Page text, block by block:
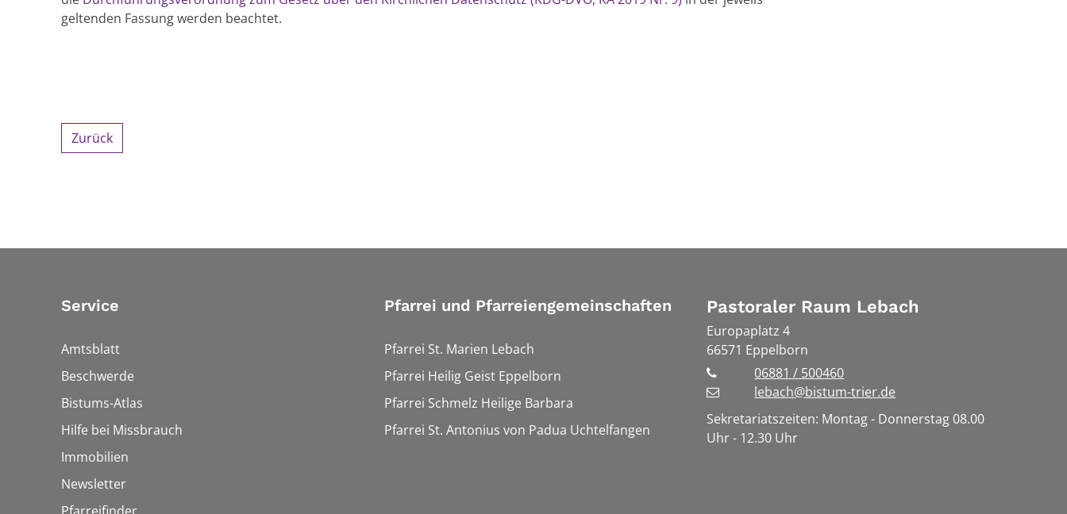
geltenden Fassung werden beachtet.
Zurück
Service
Amtsblatt
Beschwerde
Bistums-Atlas
Hilfe bei Missbrauch
Immobilien
Newsletter
Pfarrei und Pfarreiengemeinschaften
Pfarrei St. Marien Lebach
Pfarrei Heilig Geist Eppelborn
Pfarrei Schmelz Heilige Barbara
Pfarrei St. Antonius von Padua Uchtelfangen
Pastoraler Raum Lebach
Europaplatz 4
66571 Eppelborn
06881 / 500460
lebach@bistum-trier.de
Sekretariatszeiten: Montag - Donnerstag 08.00
Uhr - 12.30 Uhr